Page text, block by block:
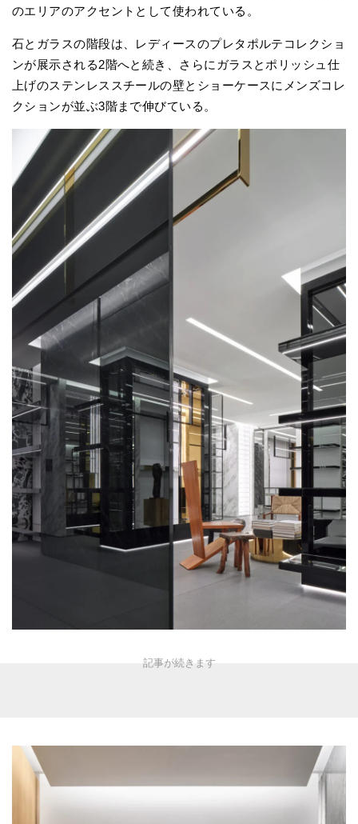
のエリアのアクセントとして使われている。
石とガラスの階段は、レディースのプレタポルテコレクショ
ンが展示される2階へと続き、さらにガラスとポリッシュ仕
上げのステンレススチールの壁とショーケースにメンズコレ
クションが並ぶ3階まで伸びている。